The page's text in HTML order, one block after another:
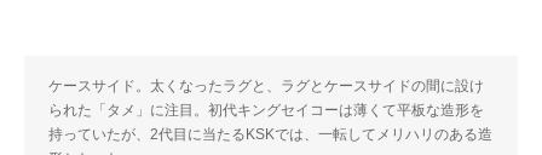
ケースサイド。太くなったラグと、ラグとケースサイドの間に設け
られた「タメ」に注目。初代キングセイコーは薄くて平板な造形を
持っていたが、2代目に当たるKSKでは、一転してメリハリのある造